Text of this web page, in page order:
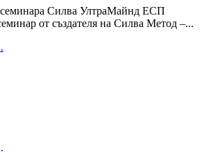
семинара Силва УлтраМайнд ЕСП
от създателя на Силва Метод –...